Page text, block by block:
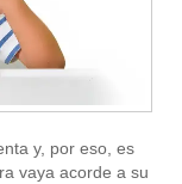
y, por eso, es
vaya acorde a su